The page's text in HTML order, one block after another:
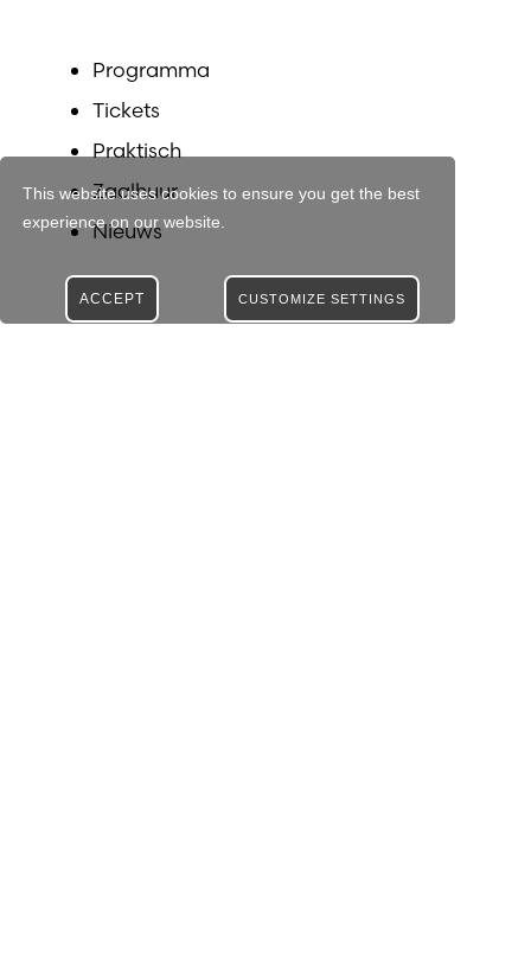
This website uses cookies to ensure you get the best
experience on our website.
CUSTOMIZE SETTINGS
ACCEPT
Programma
Tickets
Praktisch
Zaalhuur
Nieuws